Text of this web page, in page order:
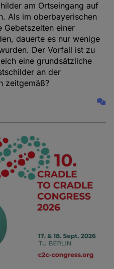
am Ortseingang auf
Als im oberbayerischen
Gebetszeiten einer
dauerte es nur wenige
Der Vorfall ist zu
eine grundsätzliche
an der
zeitgemäß?